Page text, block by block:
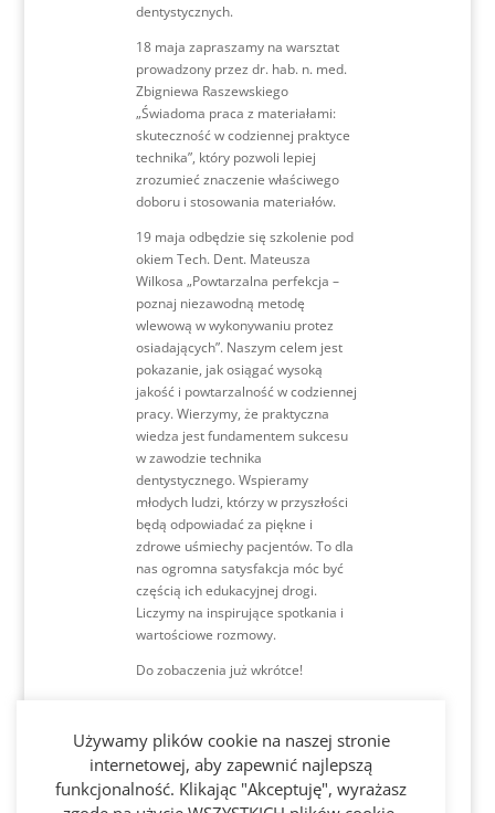
dentystycznych.
18 maja zapraszamy na warsztat
prowadzony przez dr. hab. n. med.
Zbigniewa Raszewskiego
„Świadoma praca z materiałami:
skuteczność w codziennej praktyce
technika”, który pozwoli lepiej
zrozumieć znaczenie właściwego
doboru i stosowania materiałów.
19 maja odbędzie się szkolenie pod
okiem Tech. Dent. Mateusza
Wilkosa „Powtarzalna perfekcja –
poznaj niezawodną metodę
wlewową w wykonywaniu protez
osiadających”. Naszym celem jest
pokazanie, jak osiągać wysoką
jakość i powtarzalność w codziennej
pracy. Wierzymy, że praktyczna
wiedza jest fundamentem sukcesu
w zawodzie technika
dentystycznego. Wspieramy
młodych ludzi, którzy w przyszłości
będą odpowiadać za piękne i
zdrowe uśmiechy pacjentów. To dla
nas ogromna satysfakcja móc być
częścią ich edukacyjnej drogi.
Liczymy na inspirujące spotkania i
wartościowe rozmowy.
Do zobaczenia już wkrótce!
Sprawdź
Używamy plików cookie na naszej stronie
internetowej, aby zapewnić najlepszą
funkcjonalność. Klikając "Akceptuję", wyrażasz